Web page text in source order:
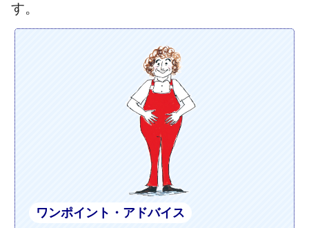
す。
ワンポイント・アドバイス